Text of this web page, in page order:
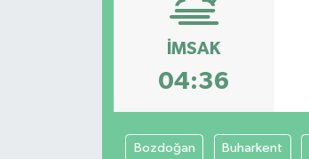
İMSAK
04:36
Bozdoğan Buharkent